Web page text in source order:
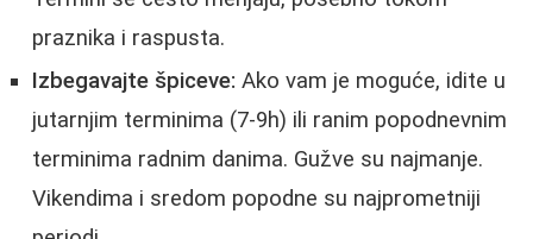
praznika i raspusta.
Izbegavajte špiceve: Ako vam je moguće, idite u
jutarnjim terminima (7-9h) ili ranim popodnevnim
terminima radnim danima. Gužve su najmanje.
Vikendima i sredom popodne su najprometniji